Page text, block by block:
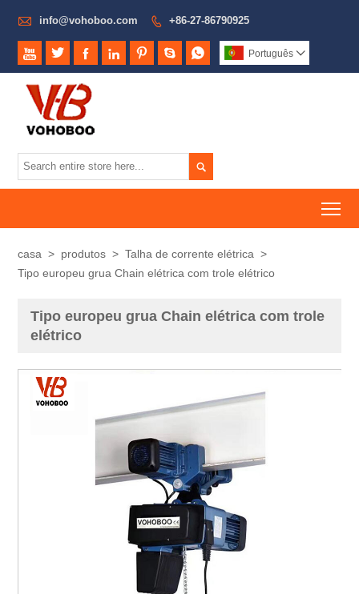
 info@vohoboo.com  +86-27-86790925
       Português 

casa > produtos > Talha de corrente elétrica >
Tipo europeu grua Chain elétrica com trole elétrico
Tipo europeu grua Chain elétrica com trole
elétrico